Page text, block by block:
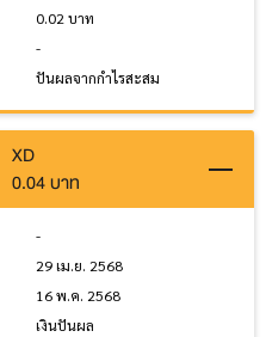
0.02 บาท
-
ปันผลจากกำไรสะสม
XD
0.04 บาท
-
29 เม.ย. 2568
16 พ.ค. 2568
เงินปันผล